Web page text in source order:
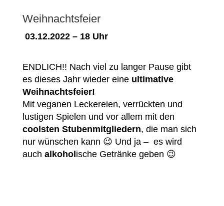
Weihnachtsfeier
03.12.2022 – 18 Uhr
ENDLICH!! Nach viel zu langer Pause gibt
es dieses Jahr wieder eine ultimative
Weihnachtsfeier!
Mit veganen Leckereien, verrückten und
lustigen Spielen und vor allem mit den
coolsten Stubenmitgliedern, die man sich
nur wünschen kann 😉 Und ja – es wird
auch alkohol ische Getränke geben 😉